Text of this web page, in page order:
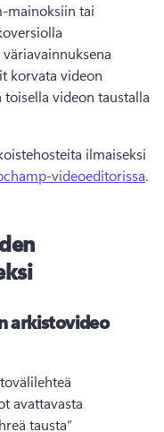
mainoksiin tai
väriavainnuksena
korvata videon
videon taustalla
ilmaiseksi
videoeditorissa
arkistovideo
avattavasta
tausta”